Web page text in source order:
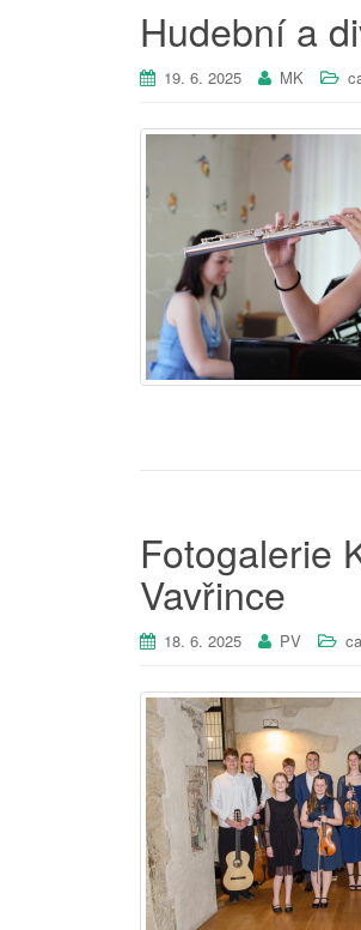
Hudební a
19. 6. 2025 MK
Fotogalerie
Vavřince
18. 6. 2025 PV